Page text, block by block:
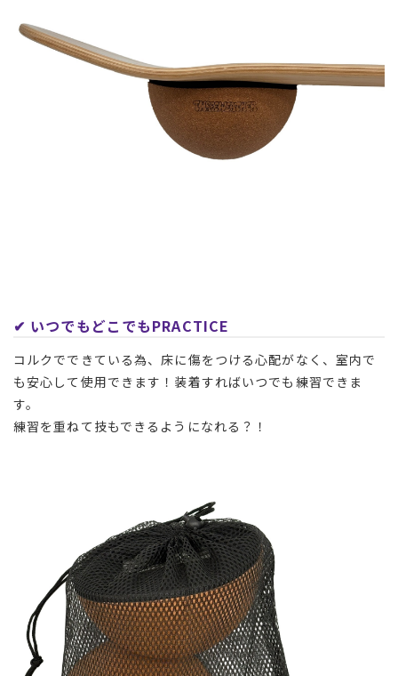
✔︎ いつでもどこでもPRACTICE
コルクでできている為、床に傷をつける心配がなく、室内で
も安心して使用できます！装着すればいつでも練習できま
す。
練習を重ねて技もできるようになれる？！